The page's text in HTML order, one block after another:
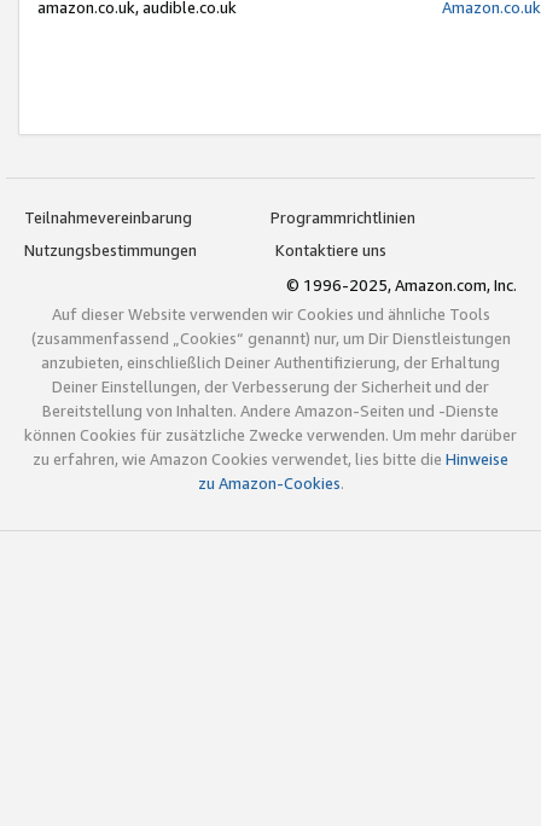
amazon.co.uk, audible.co.uk
Teilnahmevereinbarung
Programmrichtlinien
Nutzungsbestimmungen
Kontaktiere uns
© 1996-2025, Amazon.com, Inc.
Auf dieser Website verwenden wir Cookies und ähnliche Tools
(zusammenfassend „Cookies“ genannt) nur, um Dir Dienstleistungen
anzubieten, einschließlich Deiner Authentifizierung, der Erhaltung
Deiner Einstellungen, der Verbesserung der Sicherheit und der
Bereitstellung von Inhalten. Andere Amazon-Seiten und -Dienste
können Cookies für zusätzliche Zwecke verwenden. Um mehr darüber
zu erfahren, wie Amazon Cookies verwendet, lies bitte die Hinweise
zu Amazon-Cookies.